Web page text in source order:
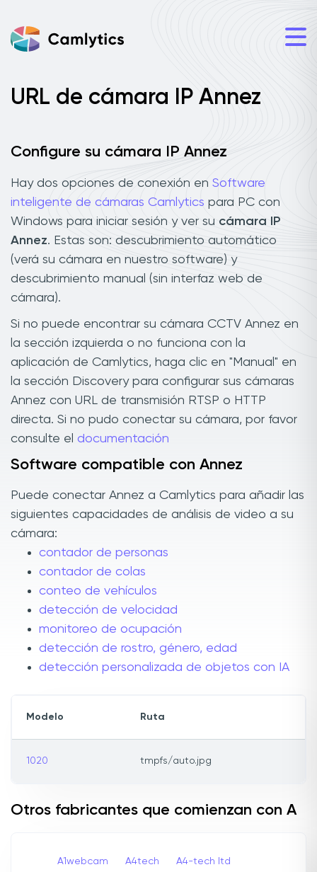
URL de cámara IP Annez
Configure su cámara IP Annez
Hay dos opciones de conexión en Software
inteligente de cámaras Camlytics para PC con
Windows para iniciar sesión y ver su cámara IP
Annez. Estas son: descubrimiento automático
(verá su cámara en nuestro software) y
descubrimiento manual (sin interfaz web de
cámara).
Si no puede encontrar su cámara CCTV Annez en
la sección izquierda o no funciona con la
aplicación de Camlytics, haga clic en "Manual" en
la sección Discovery para configurar sus cámaras
Annez con URL de transmisión RTSP o HTTP
directa. Si no pudo conectar su cámara, por favor
consulte el documentación
Software compatible con Annez
Puede conectar Annez a Camlytics para añadir las
siguientes capacidades de análisis de video a su
cámara:
contador de personas
contador de colas
conteo de vehículos
detección de velocidad
monitoreo de ocupación
detección de rostro, género, edad
detección personalizada de objetos con IA
Modelo Ruta
1020 tmpfs/auto.jpg
Otros fabricantes que comienzan con A
A1webcam A4tech A4-tech Itd